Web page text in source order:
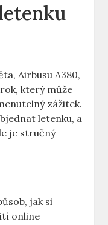
Airbusu A380,
který může
‍zážitek.
letenku, a
je stručný⁣
jak si
online